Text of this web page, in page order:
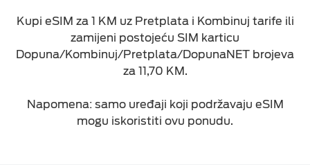
Kupi eSIM za 1 KM uz Pretplata i Kombinuj tarife ili
zamijeni postojeću SIM karticu
Dopuna/Kombinuj/Pretplata/DopunaNET brojeva
za 11,70 KM.
Napomena: samo uređaji koji podržavaju eSIM
mogu iskoristiti ovu ponudu.